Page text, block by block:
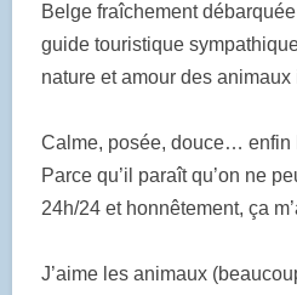
Belge fraîchement
guide touristique
nature et amour des animaux
Calme, posée, douce… enfin
Parce qu’il paraît qu’on ne
24h/24 et honnêtement, ça
J’aime les animaux